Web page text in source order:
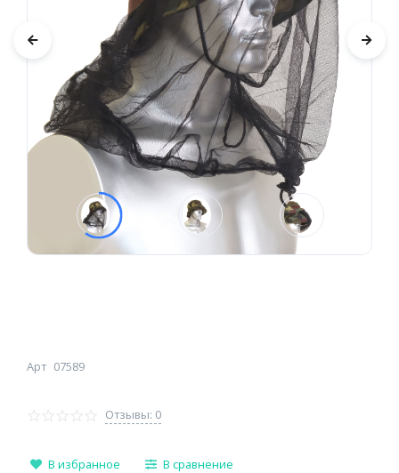
Арт 07589
Отзывы: 0
В избранное В сравнение